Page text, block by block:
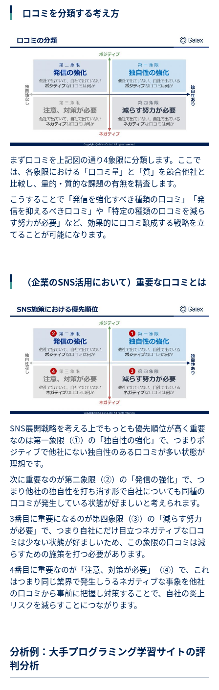
口コミを分類する考え方
まず口コミを上記図の通り4象限に分類します。ここで
は、各象限における「口コミ量」と「質」を競合他社と
比較し、量的・質的な課題の有無を精査します。
こうすることで「発信を強化すべき種類の口コミ」「発
信を抑えるべき口コミ」や「特定の種類の口コミを減ら
す努力が必要」など、効果的に口コミ醸成する戦略を立
てることが可能になります。
（企業のSNS活用において）重要な口コミとは
SNS展開戦略を考える上でもっとも優先順位が高く重要
なのは第一象限（①）の「独自性の強化」で、つまりポ
ジティブで他社にない独自性のある口コミが多い状態が
理想です。
次に重要なのが第二象限（②）の「発信の強化」で、つ
まり他社の独自性を打ち消す形で自社についても同種の
口コミが発生している状態が好ましいと考えられます。
3番目に重要になるのが第四象限（③）の「減らす努力
が必要」で、つまり自社にだけ目立つネガティブな口コ
ミは少ない状態が好ましいため、この象限の口コミは減
らすための施策を打つ必要があります。
4番目に重要なのが「注意、対策が必要」（④）で、これ
はつまり同じ業界で発生しうるネガティブな事象を他社
の口コミから事前に把握し対策することで、自社の炎上
リスクを減らすことにつながります。
分析例：大手プログラミング学習サイトの評
判分析